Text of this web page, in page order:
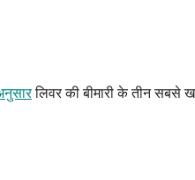
लिवर की बीमारी के तीन सबसे